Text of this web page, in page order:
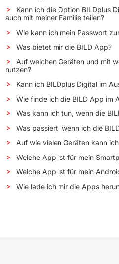
Kann ich die Option BILDplus
auch mit meiner Familie teilen?
Wie kann ich mein Passwort
Was bietet mir die BILD App?
Auf welchen Geräten und mit
nutzen?
Kann ich BILDplus Digital im
Wie finde ich die BILD App im
Was kann ich tun, wenn die
Was passiert, wenn ich die
Auf wie vielen Geräten kann
Welche App ist für mein
Welche App ist für mein
Wie lade ich mir die Apps